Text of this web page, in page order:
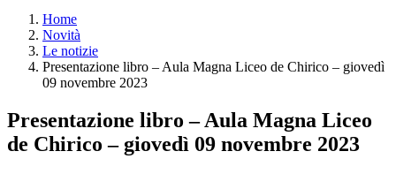
Home
Novità
Le notizie
Presentazione libro – Aula Magna Liceo de Chirico – giovedì
09 novembre 2023
Presentazione libro – Aula Magna Liceo
de Chirico – giovedì 09 novembre 2023